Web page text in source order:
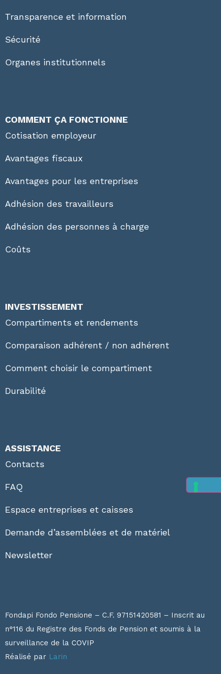
Transparence et information
Sécurité
Organes institutionnels
COMMENT ÇA FONCTIONNE
Cotisation employeur
Avantages fiscaux
Avantages pour les entreprises
Adhésion des travailleurs
Adhésion des personnes à charge
Coûts
INVESTISSEMENT
Compartiments et rendements
Comparaison adhérent / non adhérent
Comment choisir le compartiment
Durabilité
ASSISTANCE
Contacts
FAQ
Espace entreprises et caisses
Demande d’assemblées et de matériel
Newsletter
Fondapi Fondo Pensione – C.F. 97151420581 – Inscrit au
n°116 du Registre des Fonds de Pension et soumis à la
surveillance de la COVIP
Réalisé par Larin